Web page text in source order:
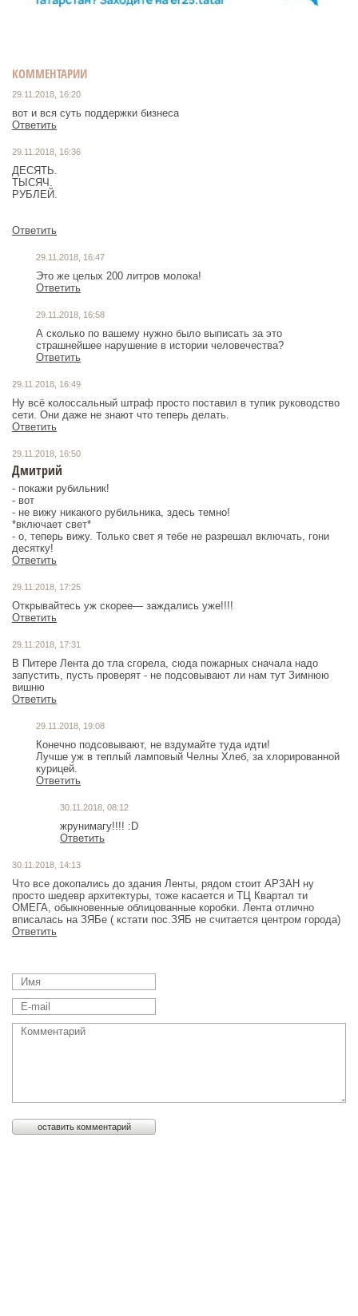
КОММЕНТАРИИ
29.11.2018, 16:20
вот и вся суть поддержки бизнеса
Ответить
29.11.2018, 16:36
ДЕСЯТЬ.
ТЫСЯЧ.
РУБЛЕЙ.
Ответить
29.11.2018, 16:47
Это же целых 200 литров молока!
Ответить
29.11.2018, 16:58
А сколько по вашему нужно было выписать за это
страшнейшее нарушение в истории человечества?
Ответить
29.11.2018, 16:49
Ну всё колоссальный штраф просто поставил в тупик руководство
сети. Они даже не знают что теперь делать.
Ответить
29.11.2018, 16:50
Дмитрий
- покажи рубильник!
- вот
- не вижу никакого рубильника, здесь темно!
*включает свет*
- о, теперь вижу. Только свет я тебе не разрешал включать, гони
десятку!
Ответить
29.11.2018, 17:25
Открывайтесь уж скорее— заждались уже!!!!
Ответить
29.11.2018, 17:31
В Питере Лента до тла сгорела, сюда пожарных сначала надо
запустить, пусть проверят - не подсовывают ли нам тут Зимнюю
вишню
Ответить
29.11.2018, 19:08
Конечно подсовывают, не вздумайте туда идти!
Лучше уж в теплый ламповый Челны Хлеб, за хлорированной
курицей.
Ответить
30.11.2018, 08:12
жрунимагу!!!! :D
Ответить
30.11.2018, 14:13
Что все докопались до здания Ленты, рядом стоит АРЗАН ну
просто шедевр архитектуры, тоже касается и ТЦ Квартал ти
ОМЕГА, обыкновенные облицованные коробки. Лента отлично
вписалась на ЗЯБе ( кстати пос.ЗЯБ не считается центром города)
Ответить